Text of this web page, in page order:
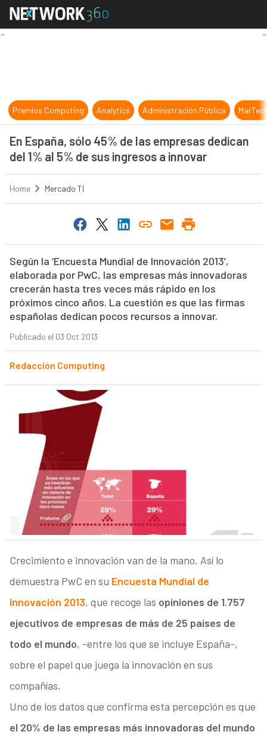
En España, sólo 45% de las
Premios Computing Analytics Administración Pública
En España, sólo 45% de las empresas dedican
del 1% al 5% de sus ingresos a innovar
Home Mercado TI
Según la ‘Encuesta Mundial de Innovación 2013’,
elaborada por PwC, las empresas más innovadoras
crecerán hasta tres veces más rápido en los
próximos cinco años. La cuestión es que las firmas
españolas dedican pocos recursos a innovar.
Publicado el 03 Oct 2013
Redacción Computing
Crecimiento e innovación van de la mano. Así lo
demuestra PwC en su Encuesta Mundial de
Innovación 2013, que recoge las opiniones de 1.757
ejecutivos de empresas de más de 25 países de
todo el mundo, -entre los que se incluye España-,
sobre el papel que juega la innovación en sus
compañías.
Uno de los datos que confirma esta percepción es que
el 20% de las empresas más innovadoras del mundo